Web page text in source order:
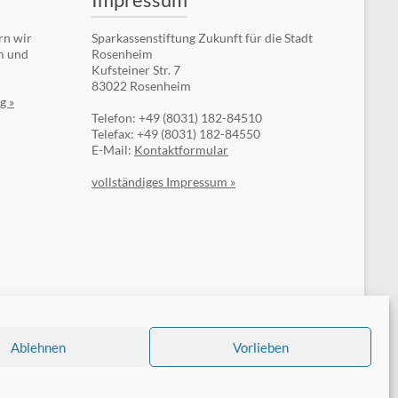
Ablehnen Vorlieben
wir
und
»
Sparkassenstiftung Zukunft für die Stadt
Rosenheim
Kufsteiner Str. 7
83022 Rosenheim
Telefon: +49 (8031) 182-84510
Telefax: +49 (8031) 182-84550
E-Mail: Kontaktformular
vollständiges Impressum »
Aktuelles zu unseren Projekten.